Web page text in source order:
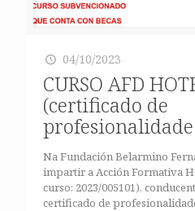
04/10/2023
CURSO AFD
(certificado de
Na Fundación Belarmino
impartir a Acción Formativa
curso: 2023/005101),
certificado de